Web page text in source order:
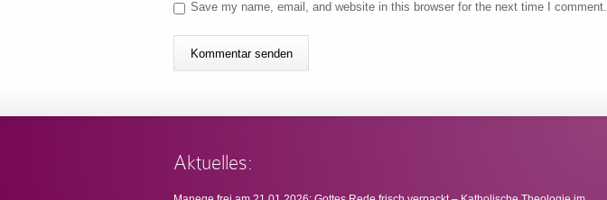
Save my name, email, and website in this browser for the next time I comment.
Aktuelles: